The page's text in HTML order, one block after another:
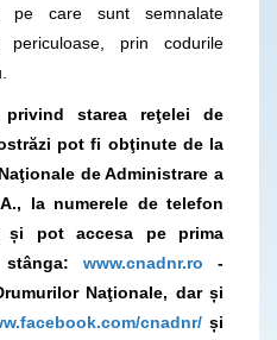
pe care sunt semnalate
periculoase, prin codurile
privind starea reţelei de
pot fi obţinute de la
de Administrare a
la numerele de telefon
și pot accesa pe prima
www.cnadnr.ro -
Naţionale, dar și
cnadnr/și